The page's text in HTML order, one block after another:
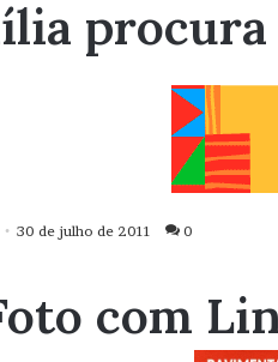
30 de julho de 2011 0
com